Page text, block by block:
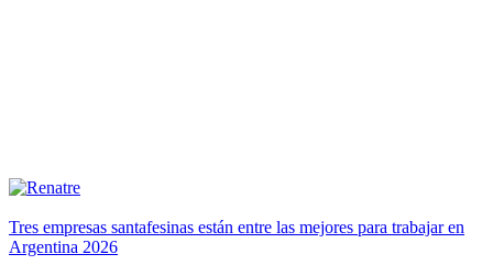
Tres empresas santafesinas están entre las mejores para trabajar en
Argentina 2026